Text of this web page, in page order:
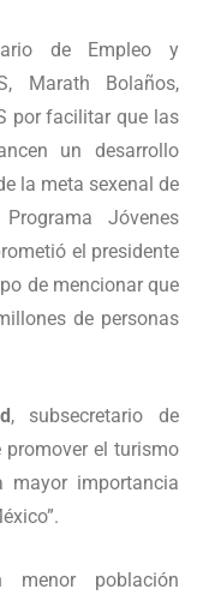
de Empleo y
Marath Bolaños,
por facilitar que las
un desarrollo
la meta sexenal de
Jóvenes
el presidente
de mencionar que
de personas
, subsecretario de
promover el turismo
mayor importancia
población